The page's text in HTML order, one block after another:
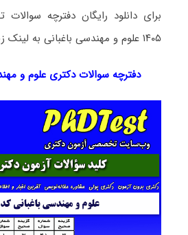
برای دانلود رایگان دفترچه
۱۴۰۵ علوم و مهندسی باغبانی به لینک زیر مراجعه نمایید:
دفترچه سوالات دکتریعلوم و